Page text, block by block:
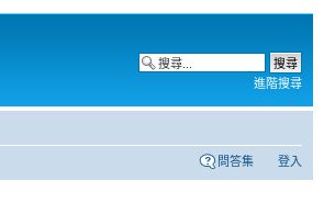
進階搜尋
問答集 登入